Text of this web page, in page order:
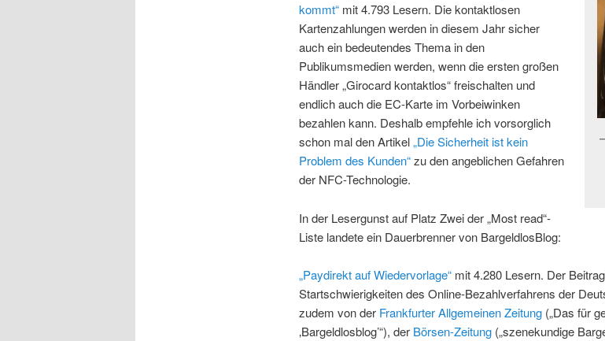
kommt“mit 4.793 Lesern. Die kontaktlosen
Kartenzahlungen werden in diesem Jahr sicher
auch ein bedeutendes Thema in den
Publikumsmedien werden, wenn die ersten großen
Händler „Girocard kontaktlos“ freischalten und
endlich auch die EC-Karte im Vorbeiwinken
bezahlen kann. Deshalb empfehle ich vorsorglich
schon mal den Artikel„Die Sicherheit ist kein
Problem des Kunden“zu den angeblichen Gefahren
der NFC-Technologie.
In der Lesergunst auf Platz Zwei der „Most read“-
Liste landete ein Dauerbrenner von BargeldlosBlog:
„Paydirekt auf Wiedervorlage“mit 4.280 Lesern. Der
Startschwierigkeiten des Online-Bezahlverfahrens der
zudem von der Frankfurter Allgemeinen Zeitung(„Das für
‚Bargeldlosblog’“), der Börsen-Zeitung(„szenekundige